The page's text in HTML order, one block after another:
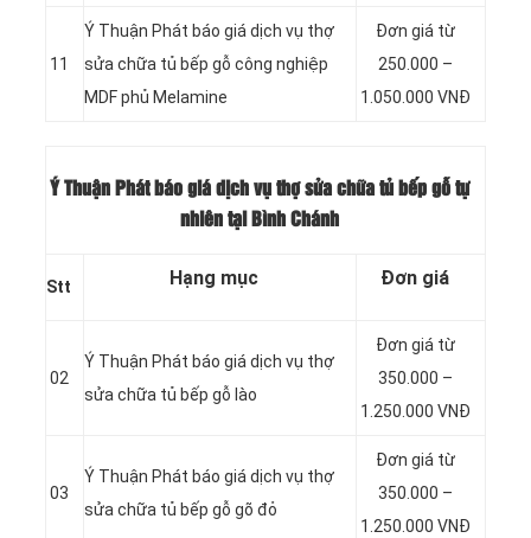
11
Ý Thuận Phát báo giá dịch vụ thợ
sửa chữa tủ bếp gỗ công nghiệp
MDF phủ Melamine
Đơn giá từ
250.000 –
1.050.000 VNĐ
Ý Thuận Phát báo giá dịch vụ thợ sửa chữa tủ bếp gỗ tự
nhiên tại Bình Chánh
Stt Hạng mục Đơn giá
02
Ý Thuận Phát báo giá dịch vụ thợ
sửa chữa tủ bếp gỗ lào
Đơn giá từ
350.000 –
1.250.000 VNĐ
03
Ý Thuận Phát báo giá dịch vụ thợ
sửa chữa tủ bếp gỗ gõ đỏ
Đơn giá từ
350.000 –
1.250.000 VNĐ